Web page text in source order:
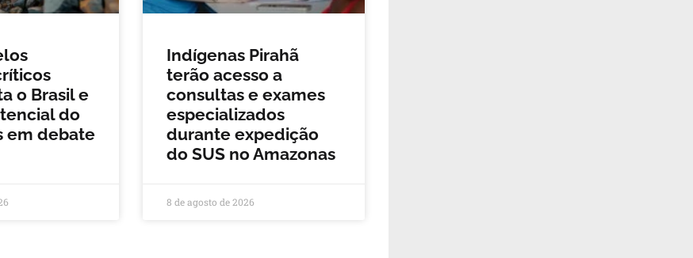
o Brasil e
do
em debate
Indígenas Pirahã
terão acesso a
consultas e exames
especializados
durante expedição
do SUS no Amazonas
8 de agosto de 2026